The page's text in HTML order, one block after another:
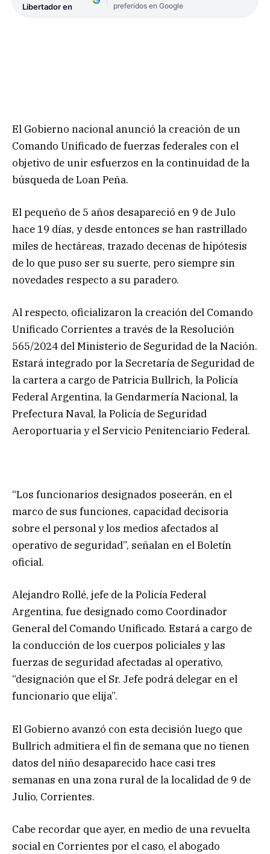
Libertador en
preferidos en Google
El Gobierno nacional anunció la creación de un
Comando Unificado de fuerzas federales con el
objetivo de unir esfuerzos en la continuidad de la
búsqueda de Loan Peña.
El pequeño de 5 años desapareció en 9 de Julo
hace 19 días, y desde entonces se han rastrillado
miles de hectáreas, trazado decenas de hipótesis
de lo que puso ser su suerte, pero siempre sin
novedades respecto a su paradero.
Al respecto, oficializaron la creación del Comando
Unificado Corrientes a través de la Resolución
565/2024 del Ministerio de Seguridad de la Nación.
Estará integrado por la Secretaría de Seguridad de
la cartera a cargo de Patricia Bullrich, la Policía
Federal Argentina, la Gendarmería Nacional, la
Prefectura Naval, la Policía de Seguridad
Aeroportuaria y el Servicio Penitenciario Federal.
“Los funcionarios designados poseerán, en el
marco de sus funciones, capacidad decisoria
sobre el personal y los medios afectados al
operativo de seguridad”, señalan en el Boletín
oficial.
Alejandro Rollé, jefe de la Policía Federal
Argentina, fue designado como Coordinador
General del Comando Unificado. Estará a cargo de
la conducción de los cuerpos policiales y las
fuerzas de seguridad afectadas al operativo,
“designación que el Sr. Jefe podrá delegar en el
funcionario que elija”.
El Gobierno avanzó con esta decisión luego que
Bullrich admitiera el fin de semana que no tienen
datos del niño desaparecido hace casi tres
semanas en una zona rural de la localidad de 9 de
Julio, Corrientes.
Cabe recordar que ayer, en medio de una revuelta
social en Corrientes por el caso, el abogado